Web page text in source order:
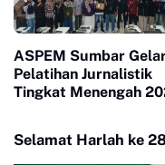
ASPEM Sumbar
Pelatihan Jurnalistik
Tingkat Menengah
Selamat Harlah ke